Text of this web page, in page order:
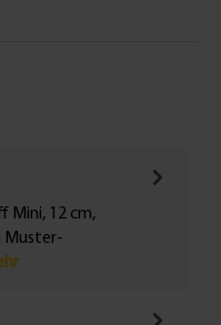
Mini, 12 cm,
Muster-